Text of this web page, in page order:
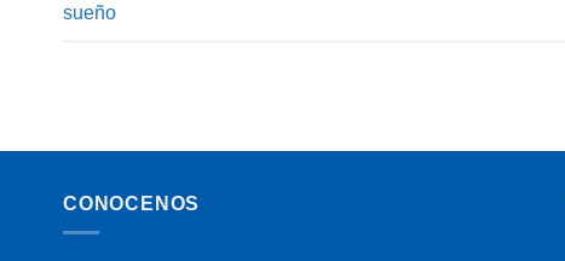
sueño
CONOCENOS